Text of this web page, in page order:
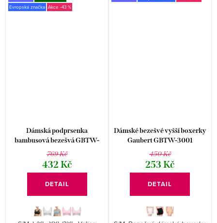
Evropská značka
-43 %
Dámská podprsenka
bambusová bezešvá GBTW-
3106
769 Kč
432 Kč
DETAIL
Dámské bezešvé vyšší boxerky
Gaubert GBTW-3001
450 Kč
253 Kč
DETAIL